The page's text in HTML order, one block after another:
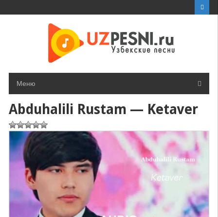
Меню
Abduhalili Rustam — Ketaver